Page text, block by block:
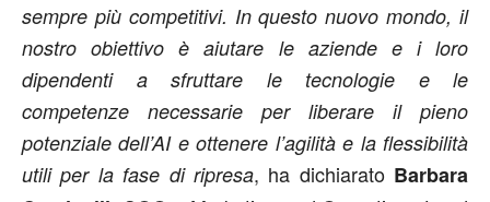
sempre più competitivi. In questo nuovo mondo, il
nostro obiettivo è aiutare le aziende e i loro
dipendenti a sfruttare le tecnologie e le
competenze necessarie per liberare il pieno
potenziale dell’AI e ottenere l’agilità e la flessibilità
utili per la fase di ripresa, ha dichiarato Barbara